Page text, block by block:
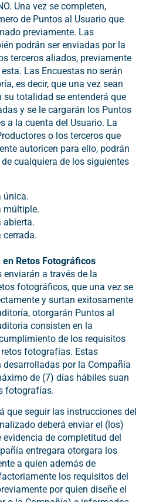
Una vez se completen,
de Puntos al Usuario que
previamente. Las
podrán ser enviadas por la
terceros aliados, previamente
Las Encuestas no serán
es decir, que una vez sean
su totalidad se entenderá que
y se le cargarán los Puntos
a la cuenta del Usuario. La
o los terceros que
autoricen para ello, podrán
cualquiera de los siguientes
única.
múltiple.
abierta.
cerrada.
Retos Fotográficos
enviarán a través de la
fotográficos, que una vez se
y surtan exitosamente
otorgarán Puntos al
consisten en la
de los requisitos
fotografías. Estas
por la Compañía
de (7) días hábiles suan
fotografías.
que seguir las instrucciones del
deberá enviar el (los)
evidencia de completitud del
entregara otorgara los
a quien además de
los requisitos del
por quien diseñe el